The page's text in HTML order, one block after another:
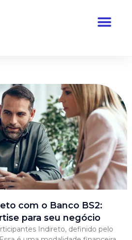
com o Banco BS2:
para seu negócio
Indireto, definido pelo